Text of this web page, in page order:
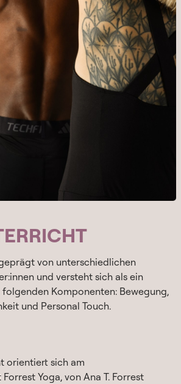
von unterschiedlichen
und versteht sich als ein
Komponenten: Bewegung,
und Personal Touch.
orientiert sich am
Yoga, von Ana T. Forrest